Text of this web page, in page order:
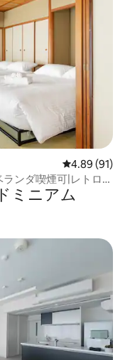
レビュー91
4.89 (91)
ンダ喫煙可|レトロな
ミニアム